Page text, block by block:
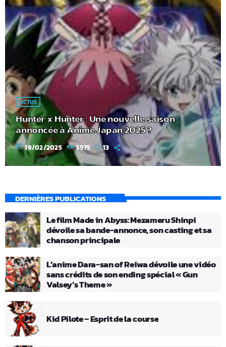
ACTUS
Hunter x Hunter : Une nouvelle saison
annoncée à Anime Japan 2025 ?
today 19/02/2025 5975 13
DERNIÈRES PUBLICATIONS
Le film Made in Abyss: Mezameru Shinpi
dévoile sa bande-annonce, son casting et sa
chanson principale
L’anime Dara-san of Reiwa dévoile une vidéo
sans crédits de son ending spécial « Gun
Valsey’s Theme »
Kid Pilote – Esprit de la course